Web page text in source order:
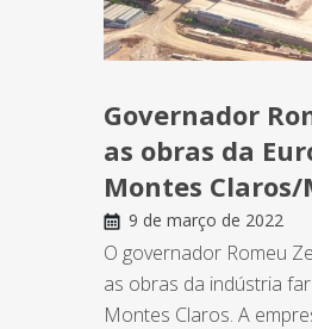
Governador
as obras da
Montes Claros/
9 de março de 2022
O governador Romeu
as obras da indústria
Montes Claros. A